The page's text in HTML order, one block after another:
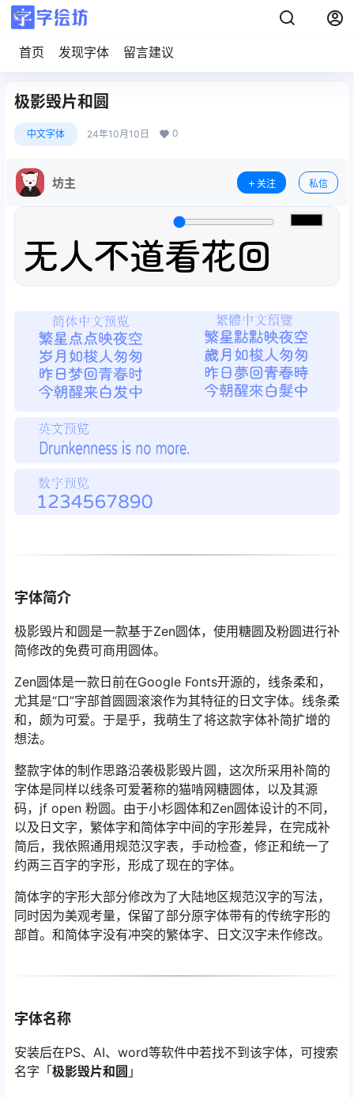
首页 发现字体 留言建议
极影毁片和圆
中文字体 24年10月10日 0
坊主 关注 私信
无人不道看花回
字体简介
极影毁片和圆是一款基于Zen圆体，使用糖圆及粉圆进行补
简修改的免费可商用圆体。
Zen圆体是一款日前在Google Fonts开源的，线条柔和，
尤其是“口”字部首圆圆滚滚作为其特征的日文字体。线条柔
和，颇为可爱。于是乎，我萌生了将这款字体补简扩增的
想法。
整款字体的制作思路沿袭极影毁片圆，这次所采用补简的
字体是同样以线条可爱著称的猫啃网糖圆体，以及其源
码，jf open 粉圆。由于小杉圆体和Zen圆体设计的不同，
以及日文字，繁体字和简体字中间的字形差异，在完成补
简后，我依照通用规范汉字表，手动检查，修正和统一了
约两三百字的字形，形成了现在的字体。
简体字的字形大部分修改为了大陆地区规范汉字的写法，
同时因为美观考量，保留了部分原字体带有的传统字形的
部首。和简体字没有冲突的繁体字、日文汉字未作修改。
字体名称
安装后在PS、AI、word等软件中若找不到该字体，可搜索
名字「极影毁片和圆 」